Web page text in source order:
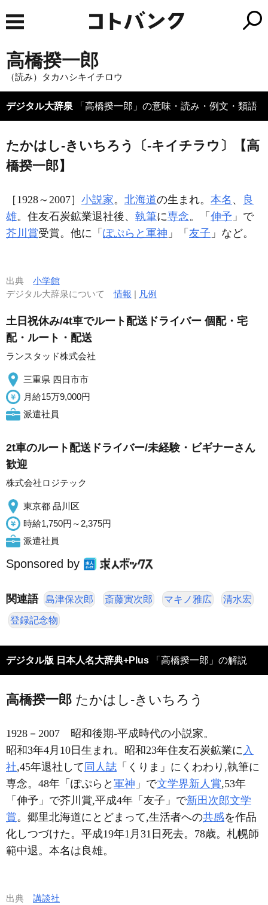
高橋揆一郎
（読み）タカハシキイチロウ
デジタル大辞泉 「高橋揆一郎」の意味・読み・例文・類語
たかはし‐きいちろう〔‐キイチラウ〕【高
橋揆一郎】
［1928～2007］ 小説家。 北海道の生まれ。 本名 、
良
雄。住友石炭鉱業退社後、 執筆に専念。「 伸予 」で
芥川賞受賞。他に「 ぽぷらと軍神 」「 友子 」など。
出典 小学館
デジタル大辞泉について情報 | 凡例
土日祝休み/4t車でルート配送ドライバー 個配・宅
配・ルート・配送
ランスタッド株式会社
三重県 四日市市
月給15万9,000円
派遣社員
2t車のルート配送ドライバー/未経験・ビギナーさん
歓迎
株式会社ロジテック
東京都 品川区
時給1,750円～2,375円
派遣社員
Sponsored by
関連語 島津保次郎 斎藤寅次郎 マキノ雅広 清水宏
登録記念物
デジタル版 日本人名大辞典+Plus 「高橋揆一郎」の解説
高橋揆一郎 たかはし-きいちろう
1928－2007 昭和後期-平成時代の小説家。
昭和3年4月10日生まれ。昭和23年住友石炭鉱業に 入
社,45年退社して 同人誌 「くりま」にくわわり,執筆に
専念。48年「ぽぷらと 軍神 」で文学界新人賞,53年
「伸予」で芥川賞,平成4年「友子」で新田次郎文学
賞。郷里北海道にとどまって,生活者への共感を作品
化しつづけた。平成19年1月31日死去。78歳。札幌師
範中退。本名は良雄。
出典 講談社